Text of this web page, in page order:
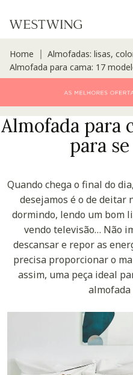
Home Almofadas: lisas,
Almofada para cama: 17
Almofada para
para
Quando chega o final do
desejamos é o de deitar
dormindo, lendo um bom
vendo televisão… Não
descansar e repor as
precisa proporcionar o
assim, uma peça ideal
almofada